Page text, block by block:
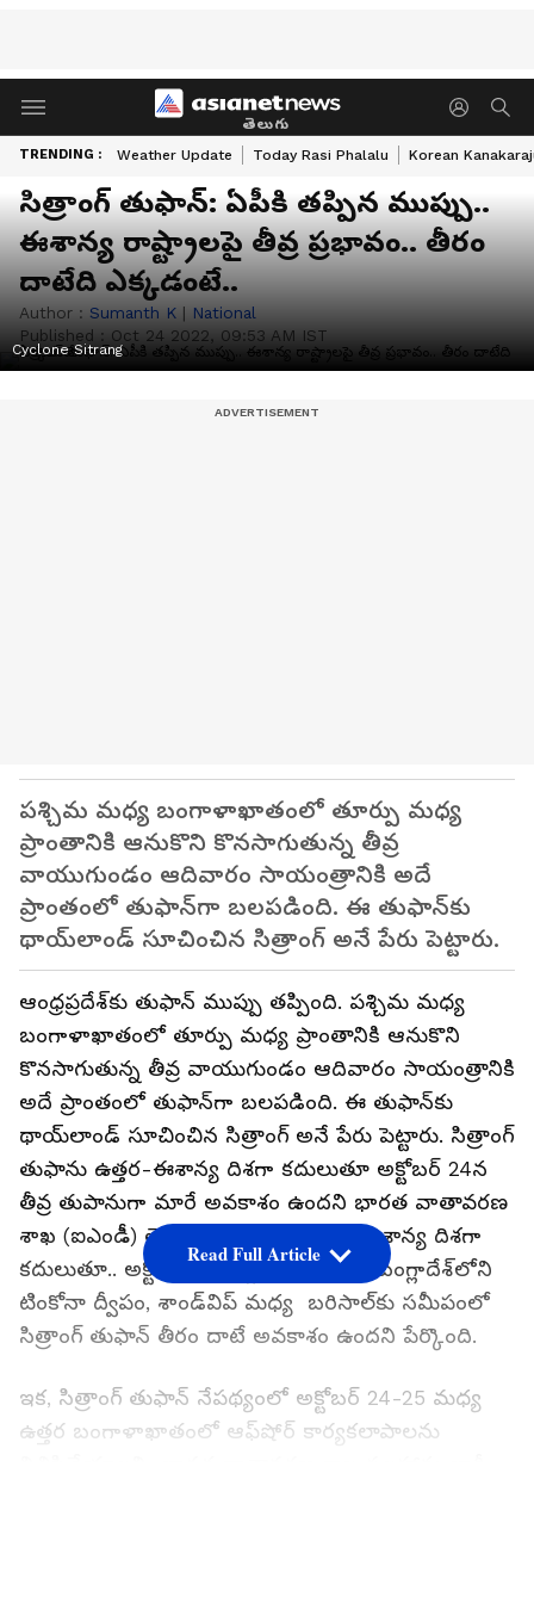
తెలుగు
TRENDING : Weather Update Today Rasi Phalalu Korean
సిత్రాంగ్ తుఫాన్: ఏపీకి తప్పిన ముప్పు..
ఈశాన్య రాష్ట్రాలపై తీవ్ర ప్రభావం.. తీరం
దాటేది ఎక్కడంటే..
Author : Sumanth K | National
Published : Oct 24 2022, 09:53 AM IST
Cyclone Sitrang
పశ్చిమ మధ్య బంగాళాఖాతంలో తూర్పు మధ్య
ప్రాంతానికి ఆనుకొని కొనసాగుతున్న తీవ్ర
వాయుగుండం ఆదివారం సాయంత్రానికి అదే
ప్రాంతంలో తుఫాన్‌గా బలపడింది. ఈ తుఫాన్‌కు
థాయ్‌లాండ్ సూచించిన సిత్రాంగ్ అనే పేరు పెట్టారు.
ఆంధ్రప్రదేశ్‌కు తుఫాన్ ముప్పు తప్పింది. పశ్చిమ మధ్య
బంగాళాఖాతంలో తూర్పు మధ్య ప్రాంతానికి ఆనుకొని
కొనసాగుతున్న తీవ్ర వాయుగుండం ఆదివారం సాయంత్రానికి
అదే ప్రాంతంలో తుఫాన్‌గా బలపడింది. ఈ తుఫాన్‌కు
థాయ్‌లాండ్ సూచించిన సిత్రాంగ్ అనే పేరు పెట్టారు. సిత్రాంగ్
తుఫాను ఉత్తర-ఈశాన్య దిశగా కదులుతూ అక్టోబర్ 24న
తీవ్ర తుపానుగా మారే అవకాశం ఉందని భారత వాతావరణ
శాఖ (ఐఎండీ) తెలిపింది. తర్వాత ఉత్తర-ఈశాన్య దిశగా
కదులుతూ.. అక్టోబర్ 25 తెల్లవారుజామున బంగ్లాదేశ్‌లోని
టింకోనా ద్వీపం, శాండ్‌విప్ మధ్య బరిసాల్‌కు సమీపంలో
సిత్రాంగ్ తుఫాన్ తీరం దాటే అవకాశం ఉందని పేర్కొంది.
ఇక, సిత్రాంగ్ తుఫాన్ నేపథ్యంలో అక్టోబర్ 24-25 మధ్య
ఉత్తర బంగాళాఖాతంలో ఆఫ్‌షోర్ కార్యకలాపాలను
Read Full Article